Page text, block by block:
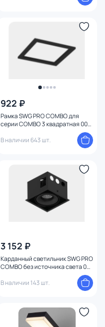
922 ₽
Рамка SWG PRO COMBO для
серии COMBO 3 квадратная 00-
В наличии 643 шт.
3 152 ₽
Карданный светильник SWG PRO
COMBO без источника света 00-
В наличии 143 шт.